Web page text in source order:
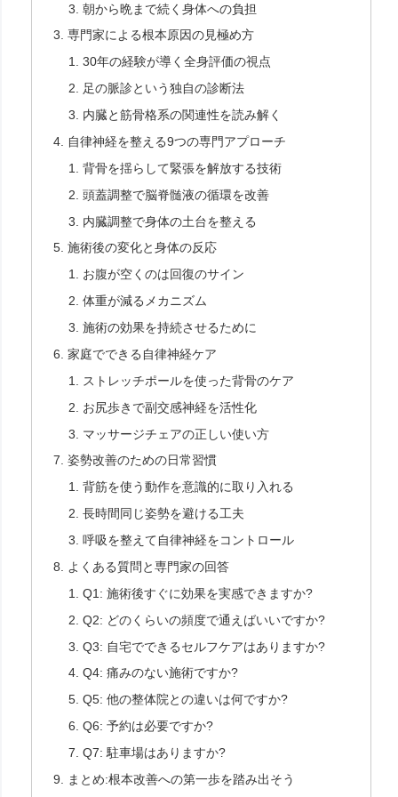
朝から晩まで続く身体への負担
専門家による根本原因の見極め方
30年の経験が導く全身評価の視点
足の脈診という独自の診断法
内臓と筋骨格系の関連性を読み解く
自律神経を整える9つの専門アプローチ
背骨を揺らして緊張を解放する技術
頭蓋調整で脳脊髄液の循環を改善
内臓調整で身体の土台を整える
施術後の変化と身体の反応
お腹が空くのは回復のサイン
体重が減るメカニズム
施術の効果を持続させるために
家庭でできる自律神経ケア
ストレッチポールを使った背骨のケア
お尻歩きで副交感神経を活性化
マッサージチェアの正しい使い方
姿勢改善のための日常習慣
背筋を使う動作を意識的に取り入れる
長時間同じ姿勢を避ける工夫
呼吸を整えて自律神経をコントロール
よくある質問と専門家の回答
Q1: 施術後すぐに効果を実感できますか?
Q2: どのくらいの頻度で通えばいいですか?
Q3: 自宅でできるセルフケアはありますか?
Q4: 痛みのない施術ですか?
Q5: 他の整体院との違いは何ですか?
Q6: 予約は必要ですか?
Q7: 駐車場はありますか?
まとめ:根本改善への第一歩を踏み出そう